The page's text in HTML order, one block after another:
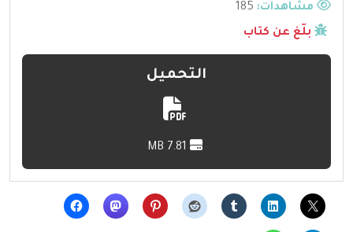
مشاهدات:
بلّغ عن كتاب
التحميل